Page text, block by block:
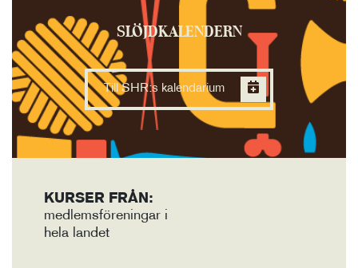
SLÖJDKALENDERN
Till SHR:s kalendarium
KURSER FRÅN:
medlemsföreningar i
hela landet